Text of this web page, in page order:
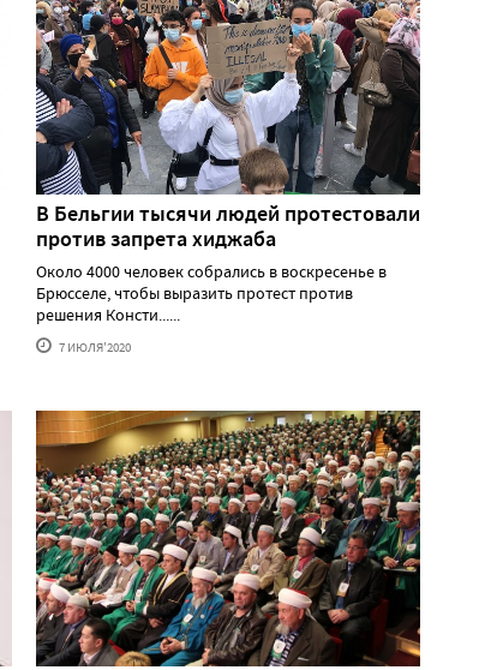
В Бельгии тысячи людей протестовали
против запрета хиджаба
Около 4000 человек собрались в воскресенье в
Брюсселе, чтобы выразить протест против
решения Консти......
7 ИЮЛЯ'2020